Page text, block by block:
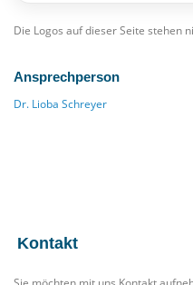
Die Logos auf dieser Seite stehen
Ansprechperson
Dr. Lioba Schreyer
Kontakt